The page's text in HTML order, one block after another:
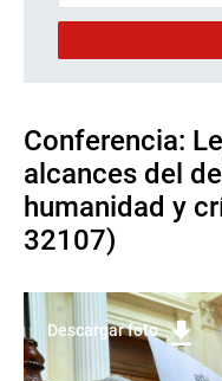
Conferencia:
alcances del
humanidad y
32107)
Descargar foto